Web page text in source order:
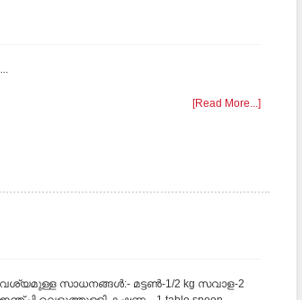
[Read More...]
സാധനങ്ങള്‍:- മട്ടണ്‍-1/2 kg സവാള-2